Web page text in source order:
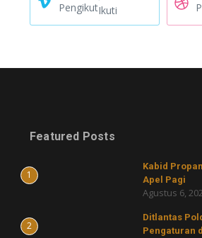
PengikutIkuti
Featured Posts
1
Kabid
Apel Pagi
Agustus 6,
2
Ditlantas
Pengaturan